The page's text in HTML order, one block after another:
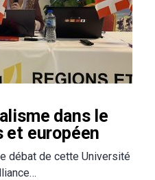
dans le
et européen
débat de cette Université